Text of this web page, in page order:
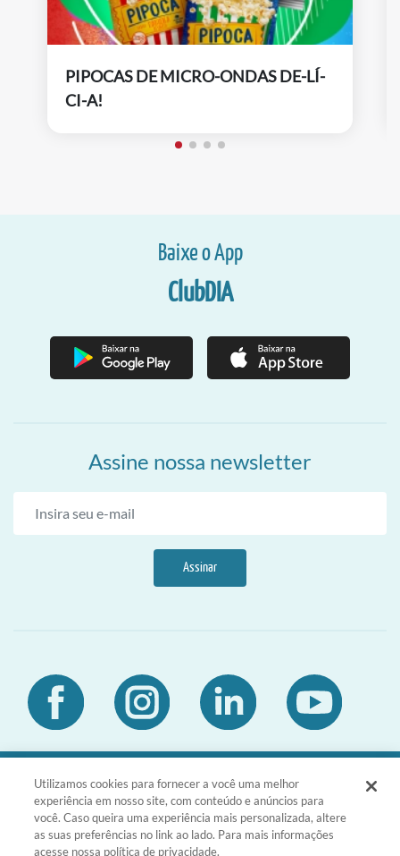
PIPOCAS DE MICRO-ONDAS DE-LÍ-
CI-A!
Baixe o App
ClubDIA
Assine nossa newsletter
Assinar
DIA Brasil Sociedade LTDA | CNPJ
03.476.811/0001-51 | Rua da Consolação,
1601 - Consolação - São Paulo - SP -
CEP 01301-100
Utilizamos cookies para fornecer a você uma melhor
experiência em nosso site, com conteúdo e anúncios para
você. Caso queira uma experiência mais personalizada, altere
as suas preferências no link ao lado. Para mais informações
acesse nossa política de privacidade.